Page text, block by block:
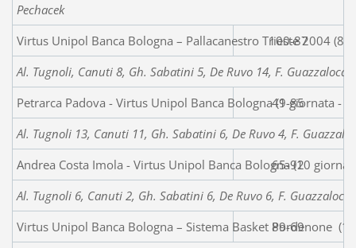
Pechacek
Virtus Unipol Banca Bologna – Pallacanestro Trieste 2004 (8
100-87
Al. Tugnoli, Canuti 8, Gh. Sabatini 5, De Ruvo 14, F.
Petrarca Padova - Virtus Unipol Banca Bologna (9 giornata -
41-85
Al. Tugnoli 13, Canuti 11, Gh. Sabatini 6, De Ruvo 4, F.
Andrea Costa Imola - Virtus Unipol Banca Bologna (10
65-92
Al. Tugnoli 6, Canuti 2, Gh. Sabatini 6, De Ruvo 6, F.
Virtus Unipol Banca Bologna – Sistema Basket Pordenone
89-69